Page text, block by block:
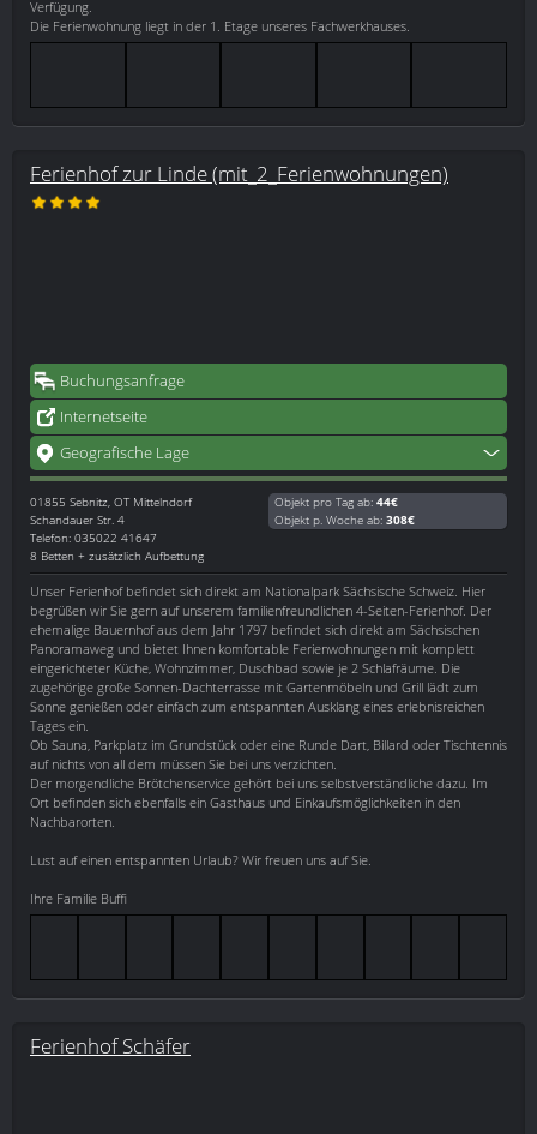
Verfügung.
Die Ferienwohnung liegt in der 1. Etage unseres Fachwerkhauses.
Ferienhof zur Linde (mit_2_Ferienwohnungen)
Buchungsanfrage
Internetseite
Geografische Lage
01855 Sebnitz, OT Mittelndorf
Schandauer Str. 4
Telefon: 035022 41647
8 Betten + zusätzlich Aufbettung
Objekt pro Tag ab: 44€
Objekt p. Woche ab: 308€
Unser Ferienhof befindet sich direkt am Nationalpark Sächsische Schweiz. Hier
begrüßen wir Sie gern auf unserem familienfreundlichen 4-Seiten-Ferienhof. Der
ehemalige Bauernhof aus dem Jahr 1797 befindet sich direkt am Sächsischen
Panoramaweg und bietet Ihnen komfortable Ferienwohnungen mit komplett
eingerichteter Küche, Wohnzimmer, Duschbad sowie je 2 Schlafräume. Die
zugehörige große Sonnen-Dachterrasse mit Gartenmöbeln und Grill lädt zum
Sonne genießen oder einfach zum entspannten Ausklang eines erlebnisreichen
Tages ein.
Ob Sauna, Parkplatz im Grundstück oder eine Runde Dart, Billard oder Tischtennis
auf nichts von all dem müssen Sie bei uns verzichten.
Der morgendliche Brötchenservice gehört bei uns selbstverständliche dazu. Im
Ort befinden sich ebenfalls ein Gasthaus und Einkaufsmöglichkeiten in den
Nachbarorten.
Lust auf einen entspannten Urlaub? Wir freuen uns auf Sie.
Ihre Familie Buffi
Ferienhof Schäfer